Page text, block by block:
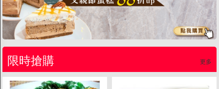
居家百貨
寵物
書籍影音
量販批發
小包裝
惜福|即期
限時搶購 更多